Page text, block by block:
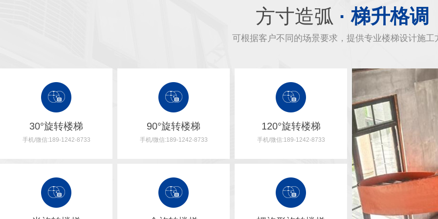
方寸造弧 · 梯升格调
可根据客户不同的场景要求，提供专业楼梯设计施工
30°旋转楼梯
手机/微信:189-1242-8733
90°旋转楼梯
手机/微信:189-1242-8733
120°旋转楼梯
手机/微信:189-1242-8733